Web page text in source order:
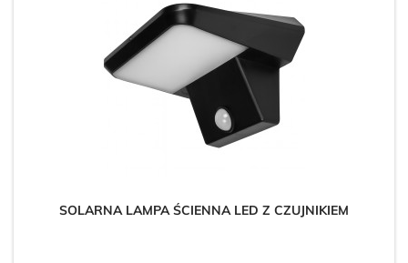
SOLARNA LAMPA ŚCIENNA LED Z CZUJNIKIEM